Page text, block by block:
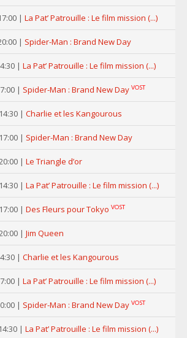
| La Pat’ Patrouille : Le film mission (...)
| Spider-Man : Brand New Day
| La Pat’ Patrouille : Le film mission (...)
| Spider-Man : Brand New Day VOST
| Charlie et les Kangourous
| Spider-Man : Brand New Day
| Le Triangle d’or
| La Pat’ Patrouille : Le film mission (...)
| Des Fleurs pour Tokyo VOST
| Jim Queen
| Charlie et les Kangourous
| La Pat’ Patrouille : Le film mission (...)
| Spider-Man : Brand New Day VOST
| La Pat’ Patrouille : Le film mission (...)